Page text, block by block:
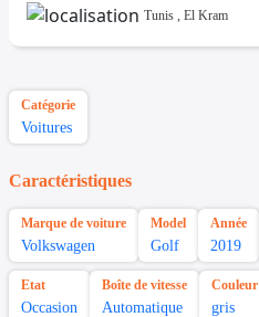
Tunis , El Kram
Catégorie
Voitures
Caractéristiques
Marque de voiture
Volkswagen
Model
Golf
Année
2019
Etat
Occasion
Boîte de vitesse
Automatique
Couleur
gris